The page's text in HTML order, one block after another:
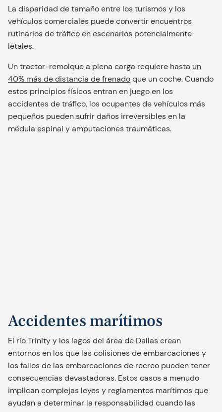
La disparidad de tamaño entre los turismos y los
vehículos comerciales puede convertir encuentros
rutinarios de tráfico en escenarios potencialmente
letales.
Un tractor-remolque a plena carga requiere hasta un
40% más de distancia de frenadoque un coche. Cuando
estos principios físicos entran en juego en los
accidentes de tráfico, los ocupantes de vehículos más
pequeños pueden sufrir daños irreversibles en la
médula espinal y amputaciones traumáticas.
Accidentes marítimos
El río Trinity y los lagos del área de Dallas crean
entornos en los que las colisiones de embarcaciones y
los fallos de las embarcaciones de recreo pueden tener
consecuencias devastadoras. Estos casos a menudo
implican complejas leyes y reglamentos marítimos que
ayudan a determinar la responsabilidad cuando las